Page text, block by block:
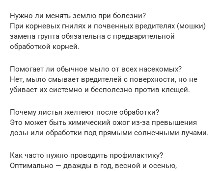
Нужно ли менять землю при болезни?
При корневых гнилях и почвенных вредителях (мошки)
замена грунта обязательна с предварительной
обработкой корней.
Помогает ли обычное мыло от всех насекомых?
Нет, мыло смывает вредителей с поверхности, но не
убивает их системно и бесполезно против клещей.
Почему листья желтеют после обработки?
Это может быть химический ожог из-за превышения
дозы или обработки под прямыми солнечными лучами.
Как часто нужно проводить профилактику?
Оптимально — дважды в год, весной и осенью,